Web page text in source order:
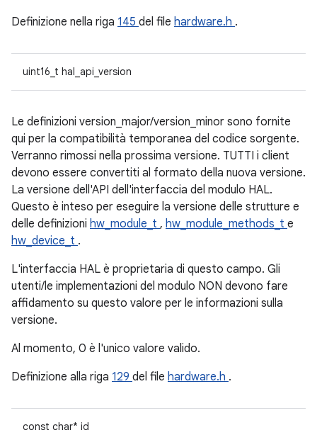
Definizione nella riga 145 del file hardware.h .
uint16_t hal_api_version
Le definizioni version_major/version_minor sono fornite
qui per la compatibilità temporanea del codice sorgente.
Verranno rimossi nella prossima versione. TUTTI i client
devono essere convertiti al formato della nuova versione.
La versione dell'API dell'interfaccia del modulo HAL.
Questo è inteso per eseguire la versione delle strutture e
delle definizioni hw_module_t , hw_module_methods_t e
hw_device_t .
L'interfaccia HAL è proprietaria di questo campo. Gli
utenti/le implementazioni del modulo NON devono fare
affidamento su questo valore per le informazioni sulla
versione.
Al momento, 0 è l'unico valore valido.
Definizione alla riga 129 del file hardware.h .
const char* id